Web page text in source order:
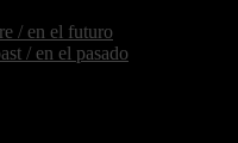
/ en el futuro
/ en el pasado